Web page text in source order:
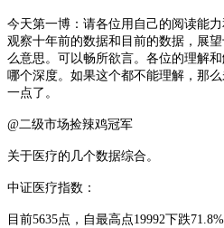
今天第一博：请各位用自己的阅读能
观察十年前的数据和目前的数据，展
么意思。可以畅所欲言。各位的理解
哪个深度。如果这个都不能理解，那
一点了。
@二级市场捡辣鸡冠军
关于医疗的几个数据综合。
中证医疗指数：
目前5635点，自最高点19992下跌